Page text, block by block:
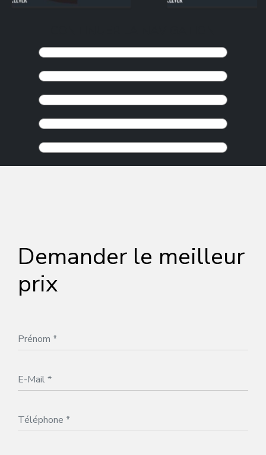
Demander le meilleur
prix